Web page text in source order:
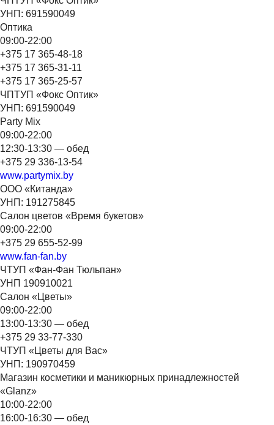
УНП: 691590049
Оптика
09:00-22:00
+375 17 365-48-18
+375 17 365-31-11
+375 17 365-25-57
ЧПТУП «Фокс Оптик»
УНП: 691590049
Party Mix
09:00-22:00
12:30-13:30 — обед
+375 29 336-13-54
www.partymix.by
ООО «Китанда»
УНП: 191275845
Салон цветов «Время букетов»
09:00-22:00
+375 29 655-52-99
www.fan-fan.by
ЧТУП «Фан-Фан Тюльпан»
УНП 190910021
Салон «Цветы»
09:00-22:00
13:00-13:30 — обед
+375 29 33-77-330
ЧТУП «Цветы для Вас»
УНП: 190970459
Магазин косметики и маникюрных принадлежностей
«Glanz»
10:00-22:00
16:00-16:30 — обед